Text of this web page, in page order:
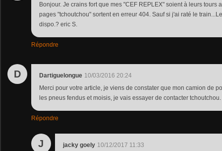
Bonjour. Je crains fort que mes "CEF REPLEX" soient à leurs tours
pages "tchoutchou" sortent en erreur 404. Sauf si j'ai raté le
dispo.? eric S.
Répondre
D Dartiguelongue 10/03/2016 20:24
Merci pour votre article, je viens de constater que mon camion de
les pneus fendus et moisis, je vais essayer de contacter
Répondre
J jacky goely 10/12/2017 11:33